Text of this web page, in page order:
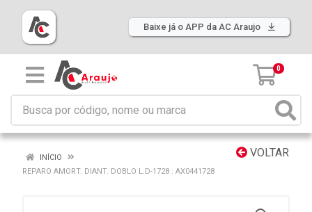
Baixe já o APP da AC Araujo
0
VOLTAR
INÍCIO
REPARO AMORT. DIANT. DOBLO L.D-1728 : AX0441728